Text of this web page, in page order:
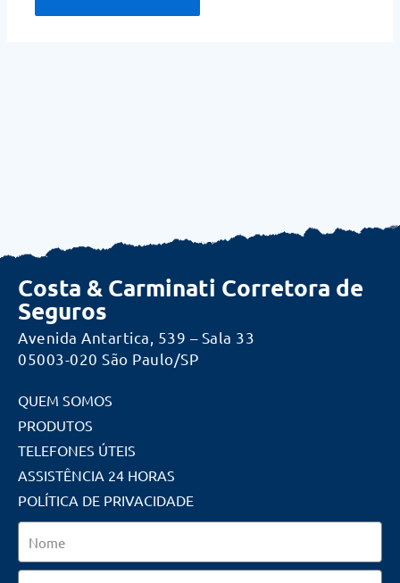
Costa & Carminati Corretora de
Seguros
Avenida Antartica, 539 – Sala 33
05003-020 São Paulo/SP
QUEM SOMOS
PRODUTOS
TELEFONES ÚTEIS
ASSISTÊNCIA 24 HORAS
POLÍTICA DE PRIVACIDADE